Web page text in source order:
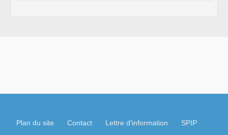
Plan du site Contact Lettre d'information SPIP